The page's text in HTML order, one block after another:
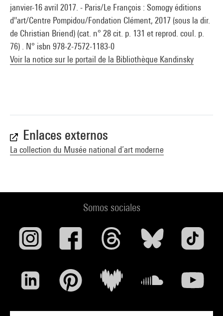
janvier-16 avril 2017. - Paris/Le François : Somogy éditions
d''art/Centre Pompidou/Fondation Clément, 2017 (sous la dir.
de Christian Briend) (cat. n° 28 cit. p. 131 et reprod. coul. p.
76) . N° isbn 978-2-7572-1183-0
Voir la notice sur le portail de la Bibliothèque Kandinsky
Enlaces externos
La collection du Musée national d’art moderne
Somos sociales